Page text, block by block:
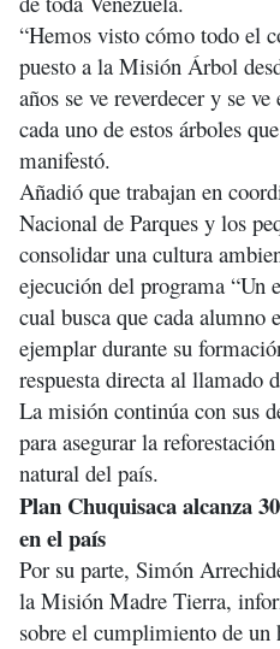
“Hemos visto cómo todo el
puesto a la Misión Árbol
años se ve reverdecer y se
cada uno de estos árboles
manifestó.
Añadió que trabajan en
Nacional de Parques y los
consolidar una cultura
ejecución del programa “Un
cual busca que cada alumno
ejemplar durante su
respuesta directa al llamado
La misión continúa con sus
para asegurar la
natural del país.
Plan Chuquisaca alcanza
en el país
Por su parte, Simón
la Misión Madre Tierra,
sobre el cumplimiento de